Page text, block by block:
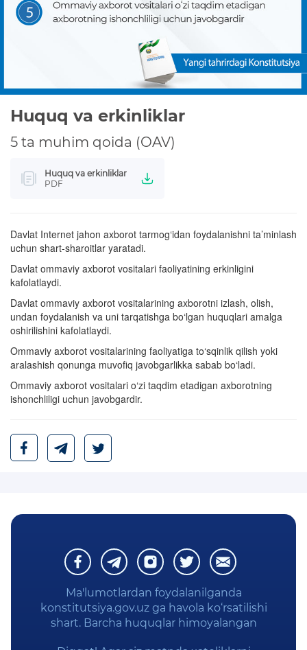
Huquq va erkinliklar
5 ta muhim qoida (OAV)
Huquq va erkinliklar
PDF
Davlat Internet jahon axborot tarmog‘idan foydalanishni ta’minlash
uchun shart-sharoitlar yaratadi.
Davlat ommaviy axborot vositalari faoliyatining erkinligini
kafolatlaydi.
Davlat ommaviy axborot vositalarining axborotni izlash, olish,
undan foydalanish va uni tarqatishga bo‘lgan huquqlari amalga
oshirilishini kafolatlaydi.
Ommaviy axborot vositalarining faoliyatiga to‘sqinlik qilish yoki
aralashish qonunga muvofiq javobgarlikka sabab bo‘ladi.
Ommaviy axborot vositalari o‘zi taqdim etadigan axborotning
ishonchliligi uchun javobgardir.
Ma'lumotlardan foydalanilganda
konstitutsiya.gov.uz ga havola ko‘rsatilishi
shart. Barcha huquqlar himoyalangan